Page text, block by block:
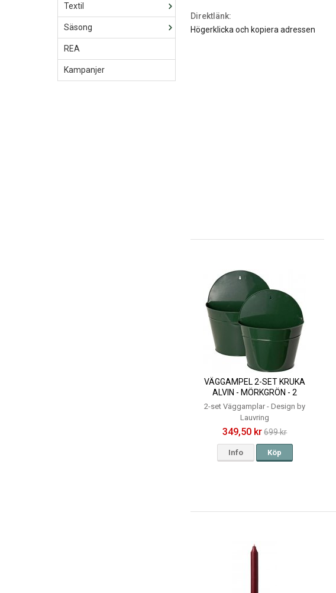
Textil
Säsong
REA
Kampanjer
Direktlänk:
Högerklicka och kopiera adressen
VÄGGAMPEL 2-SET KRUKA
ALVIN - MÖRKGRÖN - 2
STORLEKAR
2-set Väggamplar - Design by
Lauvring
349,50 kr 699 kr
Info Köp